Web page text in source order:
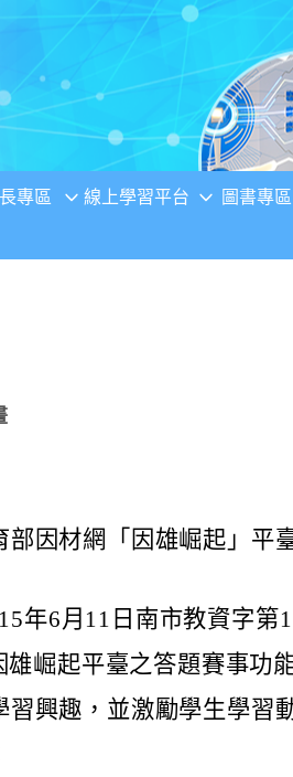
專區 線上學習平台 圖書專區
因材網「因雄崛起」平
年6月11日南市教資字第
崛起平臺之答題賽事功
興趣，並激勵學生學習